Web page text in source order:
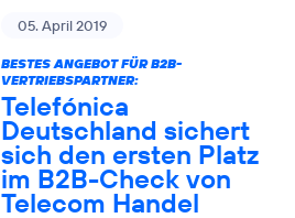
05. April 2019
BESTES ANGEBOT FÜR B2B-
VERTRIEBSPARTNER:
Telefónica
Deutschland sichert
sich den ersten Platz
im B2B-Check von
Telecom Handel